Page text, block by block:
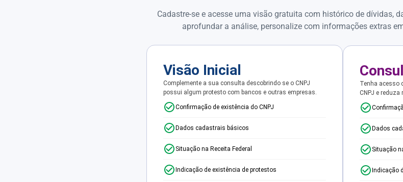
Cadastre-se e acesse uma visão gratuita com histórico de dívidas,
aprofundar a análise, personalize com informações extras
Visão Inicial
Complemente a sua consulta descobrindo se o CNPJ
possui algum protesto com bancos e outras empresas.
Confirmação de existência do CNPJ
Dados cadastrais básicos
Situação na Receita Federal
Indicação de existência de protestos
Tenha acesso
CNPJ e reduza
Dados
Situação
Indicação